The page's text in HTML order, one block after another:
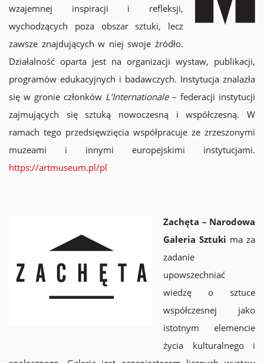
wzajemnej inspiracji i refleksji,
wychodzących poza obszar sztuki, lecz
zawsze znajdujących w niej swoje źródło.
Działalność oparta jest na organizacji wystaw, publikacji,
programów edukacyjnych i badawczych. Instytucja znalazła
się w gronie członków L’Internationale– federacji instytucji
zajmujących się sztuką nowoczesną i współczesną. W
ramach tego przedsięwzięcia współpracuje ze zrzeszonymi
muzeami i innymi europejskimi instytucjami.
https://artmuseum.pl/pl
Zachęta – Narodowa
Galeria Sztuki ma za
zadanie
upowszechniać
wiedzę o sztuce
współczesnej jako
istotnym elemencie
życia kulturalnego i